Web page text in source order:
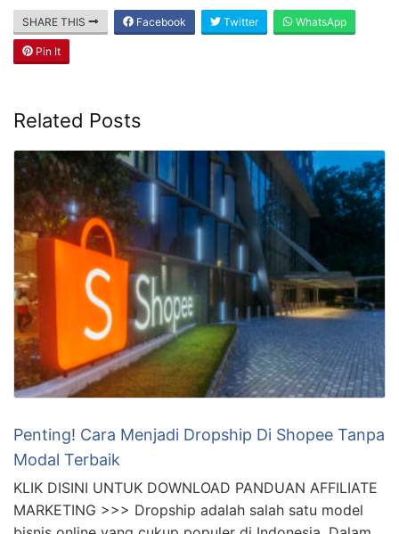
SHARE THIS Facebook Twitter WhatsApp
Pin It
Related Posts
Penting! Cara Menjadi Dropship Di Shopee Tanpa
Modal Terbaik
KLIK DISINI UNTUK DOWNLOAD PANDUAN AFFILIATE
MARKETING >>> Dropship adalah salah satu model